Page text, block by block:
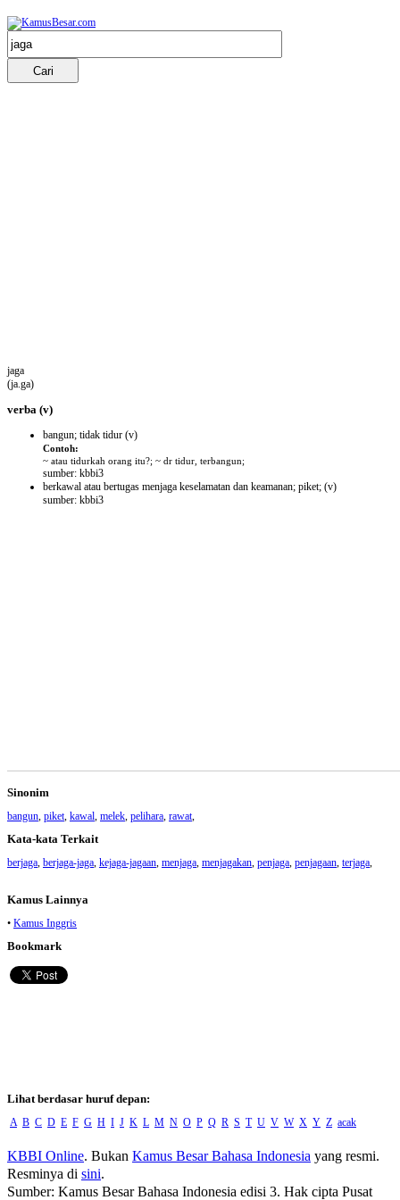
jaga
(ja.ga)
verba (v)
bangun; tidak tidur (v)
Contoh:
~ atau tidurkah orang itu?; ~ dr tidur, terbangun;
sumber: kbbi3
berkawal atau bertugas menjaga keselamatan dan keamanan; piket; (v)
sumber: kbbi3
Sinonim
bangun piket kawal melek pelihara rawat
Kata-kata Terkait
berjaga, berjaga-jaga, kejaga-jagaan, menjaga, menjagakan, penjaga, penjagaan, terjaga,
Kamus Lainnya
• Kamus Inggris
Bookmark
Lihat berdasar huruf depan:
A B C D E F G H I J K L M N O P Q R S T U V W X Y Z acak
KBBI Online. Bukan Kamus Besar Bahasa Indonesia yang resmi.
Resminya di sini.
Sumber: Kamus Besar Bahasa Indonesia edisi 3. Hak cipta Pusat